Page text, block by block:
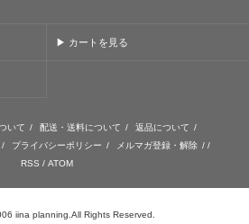
▶ カートを見る
いて / 配送・送料について / 返品について /
/ プライバシーポリシー / メルマガ登録・解除 / /
RSS / ATOM
iina planning.All Rights Reserved.